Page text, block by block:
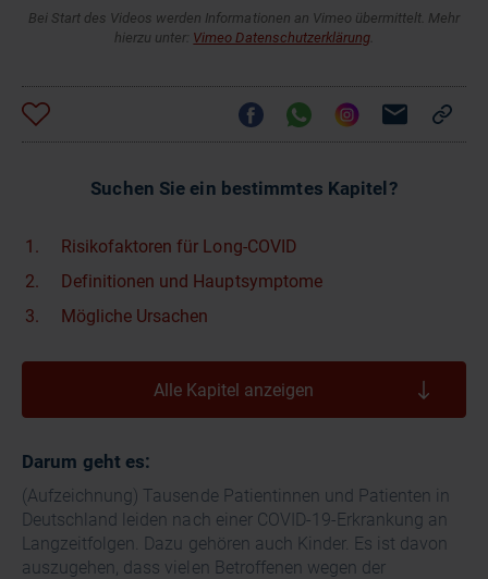
Bei Start des Videos werden Informationen an Vimeo übermittelt. Mehr
hierzu unter: Vimeo Datenschutzerklärung.
Suchen Sie ein bestimmtes Kapitel?
Risikofaktoren für Long-COVID
Definitionen und Hauptsymptome
Mögliche Ursachen
Alle Kapitel anzeigen
Darum geht es:
(Aufzeichnung) Tausende Patientinnen und Patienten in
Deutschland leiden nach einer COVID-19-Erkrankung an
Langzeitfolgen. Dazu gehören auch Kinder. Es ist davon
auszugehen, dass vielen Betroffenen wegen der